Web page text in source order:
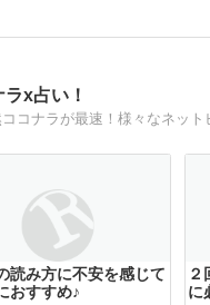
x占い！
読み方に不安を感じて
おすすめ♪
２
に